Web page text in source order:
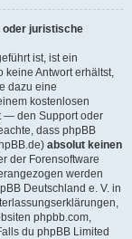
oder juristische
ist, ist ein
keine Antwort erhältst,
dazu eine
kostenlosen
— den Support oder
dass phpBB
absolut keinen
der Forensoftware
werden
Deutschland e. V. in
phpbb.com,
du phpBB Limited